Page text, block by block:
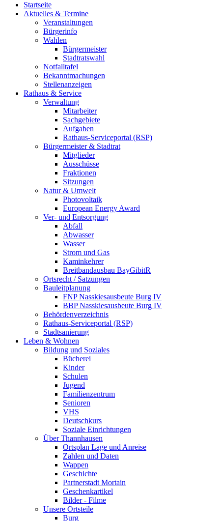
Startseite
Aktuelles & Termine
Veranstaltungen
Bürgerinfo
Wahlen
Bürgermeister
Stadtratswahl
Notfalltafel
Bekanntmachungen
Stellenanzeigen
Rathaus & Service
Verwaltung
Mitarbeiter
Sachgebiete
Aufgaben
Rathaus-Serviceportal (RSP)
Bürgermeister & Stadtrat
Mitglieder
Ausschüsse
Fraktionen
Sitzungen
Natur & Umwelt
Photovoltaik
European Energy Award
Ver- und Entsorgung
Abfall
Abwasser
Wasser
Strom und Gas
Kaminkehrer
Breitbandausbau BayGibitR
Ortsrecht / Satzungen
Bauleitplanung
FNP Nasskiesausbeute Burg IV
BBP Nasskiesausbeute Burg IV
Behördenverzeichnis
Rathaus-Serviceportal (RSP)
Stadtsanierung
Leben & Wohnen
Bildung und Soziales
Bücherei
Kinder
Schulen
Jugend
Familienzentrum
Senioren
VHS
Deutschkurs
Soziale Einrichtungen
Über Thannhausen
Ortsplan Lage und Anreise
Zahlen und Daten
Wappen
Geschichte
Partnerstadt Mortain
Geschenkartikel
Bilder - Filme
Unsere Ortsteile
Burg